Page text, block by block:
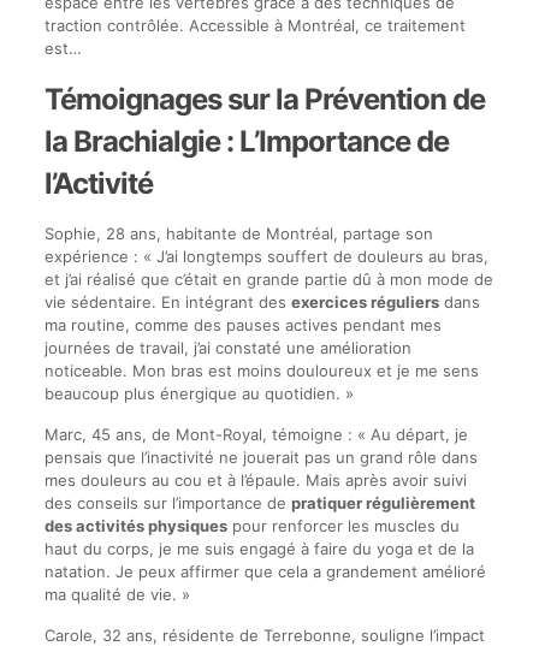
traction contrôlée. Accessible à Montréal, ce traitement
est…
Témoignages sur la Prévention de
la Brachialgie : L’Importance de
l’Activité
Sophie, 28 ans, habitante de Montréal, partage son
expérience : « J’ai longtemps souffert de douleurs au bras,
et j’ai réalisé que c’était en grande partie dû à mon mode de
vie sédentaire. En intégrant des exercices réguliersdans
ma routine, comme des pauses actives pendant mes
journées de travail, j’ai constaté une amélioration
noticeable. Mon bras est moins douloureux et je me sens
beaucoup plus énergique au quotidien. »
Marc, 45 ans, de Mont-Royal, témoigne : « Au départ, je
pensais que l’inactivité ne jouerait pas un grand rôle dans
mes douleurs au cou et à l’épaule. Mais après avoir suivi
des conseils sur l’importance de pratiquer régulièrement
des activités physiquespour renforcer les muscles du
haut du corps, je me suis engagé à faire du yoga et de la
natation. Je peux affirmer que cela a grandement amélioré
ma qualité de vie. »
Carole, 32 ans, résidente de Terrebonne, souligne l’impact